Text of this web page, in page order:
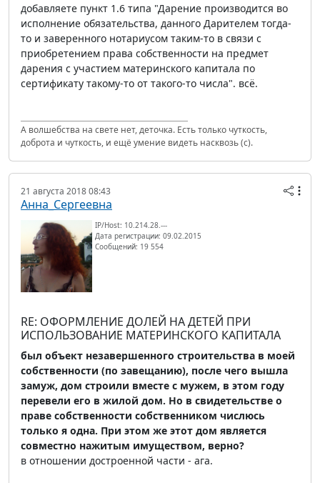
добавляете пункт 1.6 типа "Дарение производится во
исполнение обязательства, данного Дарителем тогда-
то и заверенного нотариусом таким-то в связи с
приобретением права собственности на предмет
дарения с участием материнского капитала по
сертификату такому-то от такого-то числа". всё.
А волшебства на свете нет, деточка. Есть только чуткость,
доброта и чуткость, и ещё умение видеть насквозь (с).
21 августа 2018 08:43
Анна_Сергеевна
IP/Host: 10.214.28.---
Дата регистрации: 09.02.2015
Сообщений: 19 554
RE: ОФОРМЛЕНИЕ ДОЛЕЙ НА ДЕТЕЙ ПРИ
ИСПОЛЬЗОВАНИЕ МАТЕРИНСКОГО КАПИТАЛА
был объект незавершенного строительства в моей
собственности (по завещанию), после чего вышла
замуж, дом строили вместе с мужем, в этом году
перевели его в жилой дом. Но в свидетельстве о
праве собственности собственником числюсь
только я одна. При этом же этот дом является
совместно нажитым имуществом, верно?
в отношении достроенной части - ага.